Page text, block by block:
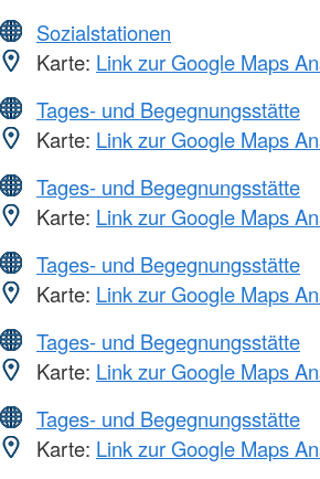
Sozialstationen
Karte: Link zur Google Maps
Tages- und Begegnungsstätte
Karte: Link zur Google Maps
Tages- und Begegnungsstätte
Karte: Link zur Google Maps
Tages- und Begegnungsstätte
Karte: Link zur Google Maps
Tages- und Begegnungsstätte
Karte: Link zur Google Maps
Tages- und Begegnungsstätte
Karte: Link zur Google Maps